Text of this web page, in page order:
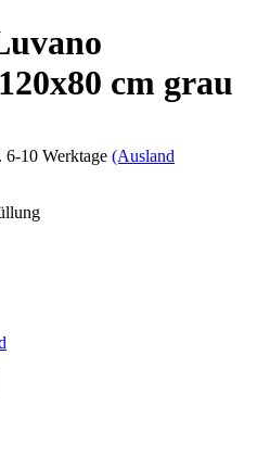
cm grau
6-10 Werktage (Ausland